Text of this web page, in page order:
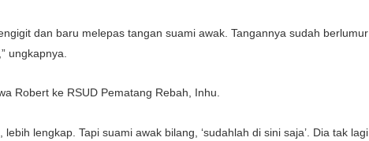
dan baru melepas tangan suami awak. Tangannya sudah berlumur
ungkapnya.
Robert ke RSUD Pematang Rebah, Inhu.
lengkap. Tapi suami awak bilang, ‘sudahlah di sini saja’. Dia tak lagi